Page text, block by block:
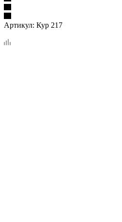
Артикул: Кур 217